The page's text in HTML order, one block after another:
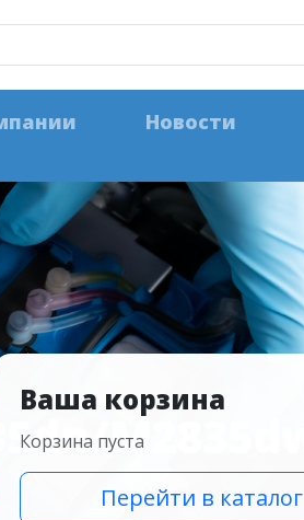
Новости
M2835dw
Ваша корзина
Корзина пуста
Перейти в каталог